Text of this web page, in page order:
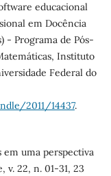
educacional
em Docência
- Programa de Pós-
Instituto
Federal do
2011/14437.
em uma perspectiva
v. 22, n. 01-31, 23